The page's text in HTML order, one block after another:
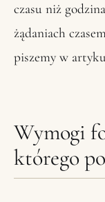
czasu niż
żądaniach
piszemy w
Wymogi
którego